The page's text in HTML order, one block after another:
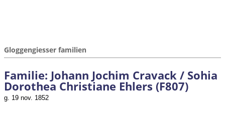
Gloggengiesser familien
Familie: Johann Jochim Cravack / Sohia
Dorothea Christiane Ehlers (F807)
g. 19 nov. 1852